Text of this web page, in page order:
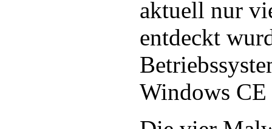
aktuell nur
entdeckt
Windows CE